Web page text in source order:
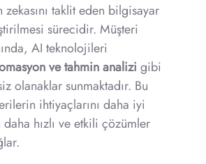
zekasını taklit eden bilgisayar
sürecidir. Müşteri
AI teknolojileri
ve tahmin analizi gibi
olanaklar sunmaktadır. Bu
ihtiyaçlarını daha iyi
hızlı ve etkili çözümler